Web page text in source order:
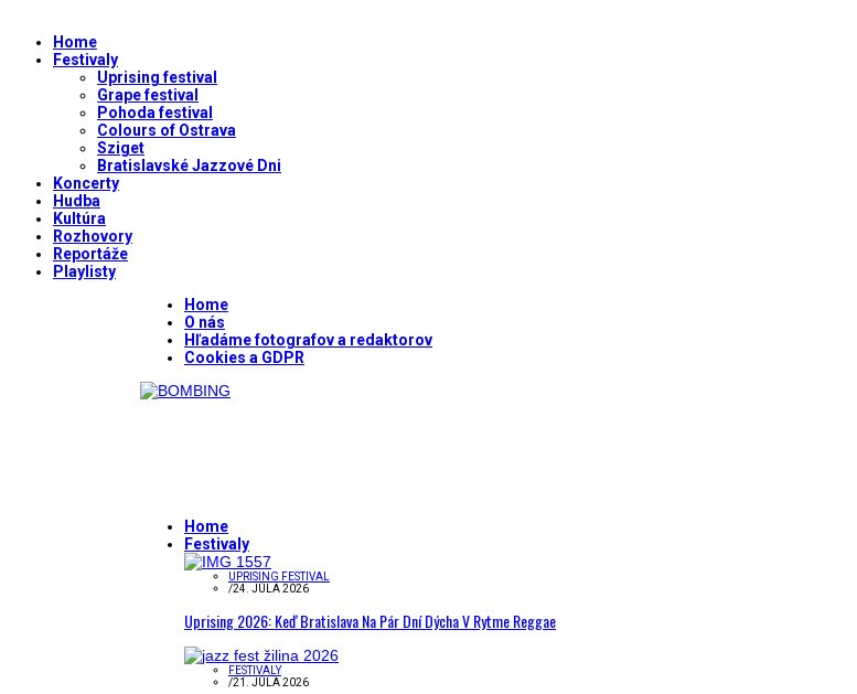
Home
Festivaly
Uprising festival
Grape festival
Pohoda festival
Colours of Ostrava
Sziget
Bratislavské Jazzové Dni
Koncerty
Hudba
Kultúra
Rozhovory
Reportáže
Playlisty
Home
O nás
Hľadáme fotografov a redaktorov
Cookies a GDPR
Home
Festivaly
UPRISING FESTIVAL
/24. JÚLA 2026
Uprising 2026: Keď Bratislava Na Pár Dní Dýcha V Rytme Reggae
FESTIVALY
/21. JÚLA 2026